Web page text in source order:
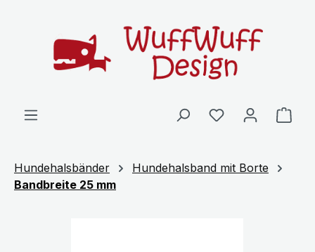
Hundehalsbänder
Hundehalsband mit Borte
Bandbreite 25 mm